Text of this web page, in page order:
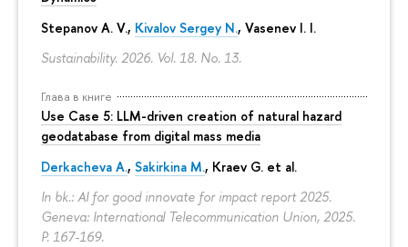
Stepanov A. V., Kivalov Sergey N., Vasenev I. I.
Sustainability. 2026. Vol. 18. No. 13.
Глава в книге
Use Case 5: LLM-driven creation of natural hazard
geodatabase from digital mass media
Derkacheva A., Sakirkina M., Kraev G. et al.
In bk.: AI for good innovate for impact report 2025.
Geneva: International Telecommunication Union, 2025.
P. 167-169.